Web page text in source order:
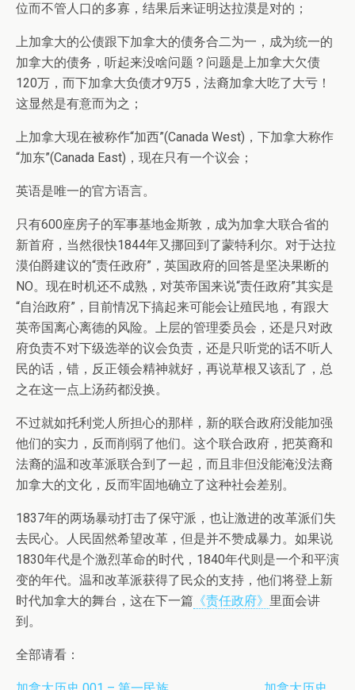
位而不管人口的多寡，结果后来证明达拉漠是对的；
上加拿大的公债跟下加拿大的债务合二为一，成为统一的
加拿大的债务，听起来没啥问题？问题是上加拿大欠债
120万，而下加拿大负债才9万5，法裔加拿大吃了大亏！
这显然是有意而为之；
上加拿大现在被称作“加西”(Canada West)，下加拿大称作
“加东”(Canada East)，现在只有一个议会；
英语是唯一的官方语言。
只有600座房子的军事基地金斯敦，成为加拿大联合省的
新首府，当然很快1844年又挪回到了蒙特利尔。对于达拉
漠伯爵建议的“责任政府”，英国政府的回答是坚决果断的
NO。现在时机还不成熟，对英帝国来说“责任政府”其实是
“自治政府”，目前情况下搞起来可能会让殖民地，有跟大
英帝国离心离德的风险。上层的管理委员会，还是只对政
府负责不对下级选举的议会负责，还是只听党的话不听人
民的话，错，反正领会精神就好，再说草根又该乱了，总
之在这一点上汤药都没换。
不过就如托利党人所担心的那样，新的联合政府没能加强
他们的实力，反而削弱了他们。这个联合政府，把英裔和
法裔的温和改革派联合到了一起，而且非但没能淹没法裔
加拿大的文化，反而牢固地确立了这种社会差别。
1837年的两场暴动打击了保守派，也让激进的改革派们失
去民心。人民固然希望改革，但是并不赞成暴力。如果说
1830年代是个激烈革命的时代，1840年代则是一个和平演
变的年代。温和改革派获得了民众的支持，他们将登上新
时代加拿大的舞台，这在下一篇 《责任政府》 里面会讲
到。
全部请看：